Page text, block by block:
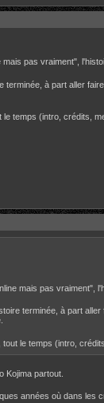
pas vraiment",
à part aller
temps (intro, crédits,
mais pas vraiment",
terminée, à part
le temps (intro,
Kojima partout.
années où dans les